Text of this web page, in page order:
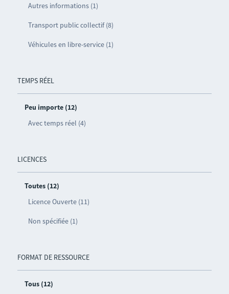
Autres informations (1)
Transport public collectif (8)
Véhicules en libre-service (1)
TEMPS RÉEL
Peu importe (12)
Avec temps réel (4)
LICENCES
Toutes (12)
Licence Ouverte (11)
Non spécifiée (1)
FORMAT DE RESSOURCE
Tous (12)